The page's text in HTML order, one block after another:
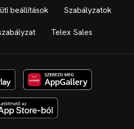
beállítások Szabályzatok
Telex Sales